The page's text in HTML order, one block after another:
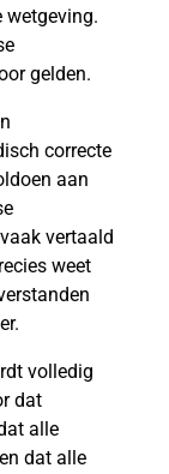
wetgeving.
gelden.
correcte
aan
vertaald
weet
volledig
dat
alle
dat alle